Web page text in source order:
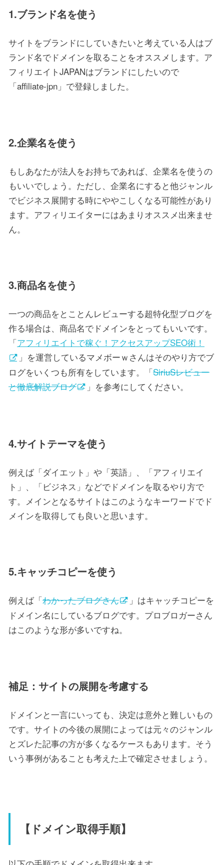
1.ブランド名を使う
サイトをブランドにしていきたいと考えている人はブ
ランド名でドメインを取ることをオススメします。ア
フィリエイトJAPANはブランドにしたいので
「affiliate-jpn」で登録しました。
2.企業名を使う
もしあなたが法人をお持ちであれば、企業名を使うの
もいいでしょう。ただし、企業名にすると他ジャンル
でビジネス展開する時にややこしくなる可能性があり
ます。アフィリエイターにはあまりオススメ出来ませ
ん。
3.商品名を使う
一つの商品をとことんレビューする超特化型ブログを
作る場合は、商品名でドメインをとってもいいです。
「アフィリエイトで稼ぐ！アクセスアップSEO術！
」を運営しているマメボーｗさんはそのやり方でブ
ログをいくつも所有をしています。「SiriuSレビュー
と徹底解説ブログ
」を参考にしてください。
4.サイトテーマを使う
例えば「ダイエット」や「英語」、「アフィリエイ
ト」、「ビジネス」などでドメインを取るやり方で
す。メインとなるサイトはこのようなキーワードでド
メインを取得しても良いと思います。
5.キャッチコピーを使う
例えば「わかったブログさん
」はキャッチコピーを
ドメイン名にしているブログです。プロブロガーさん
はこのような形が多いですね。
補足：サイトの展開を考慮する
ドメインと一言にいっても、決定は意外と難しいもの
です。サイトの今後の展開によっては元々のジャンル
とズレた記事の方が多くなるケースもあります。そう
いう事例があることも考えた上で確定させましょう。
【ドメイン取得手順】